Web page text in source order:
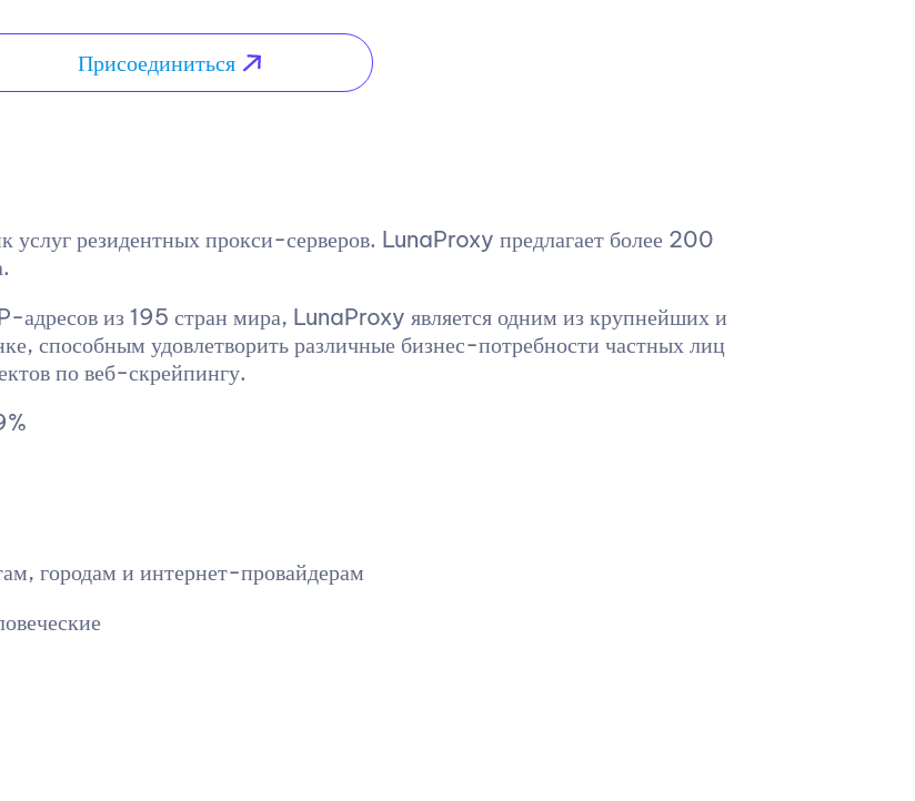
Присоединиться
резидентных прокси-серверов. LunaProxy предлагает более 200
адресов из 195 стран мира, LunaProxy является одним из крупнейших и
способным удовлетворить различные бизнес-потребности частных лиц
по веб-скрейпингу.
городам и интернет-провайдерам